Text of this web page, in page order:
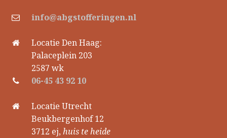
info@abgstofferingen.nl
Locatie Den Haag:
Palaceplein 203
2587 wk
06-45 43 92 10
Locatie Utrecht
Beukbergenhof 12
3712 ej, huis te heide